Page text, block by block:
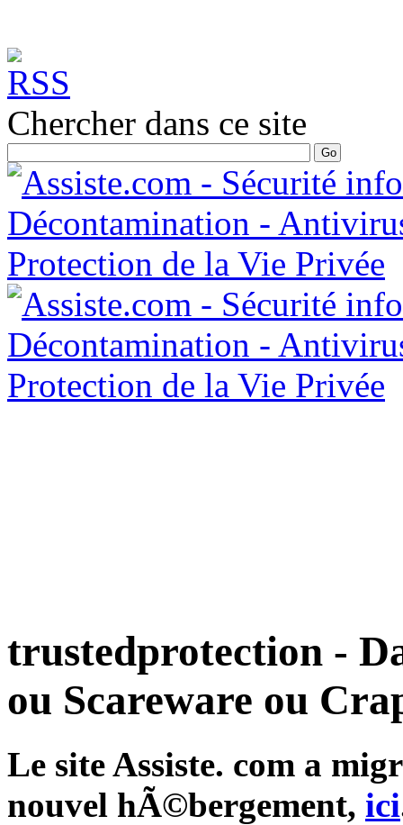
Chercher dans ce site
trustedprotection -
ou Scareware ou
Le site Assiste. com a
nouvel hÃ©bergement, ici